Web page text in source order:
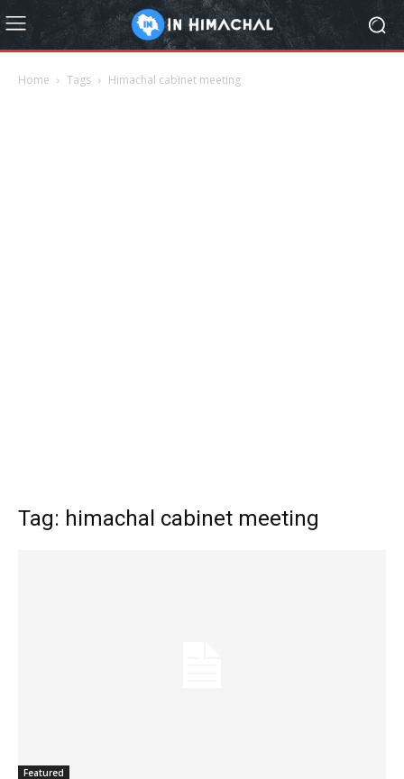
Home Tags Himachal cabinet meeting
Tag: himachal cabinet meeting
Featured